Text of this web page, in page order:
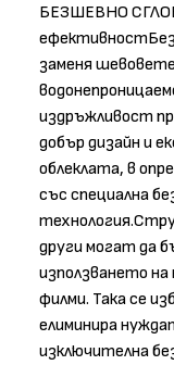
БЕЗШЕВНО
заменя
издръжливост
добър дизайн и
облеклата, в
със специална
други могат да
използването
филми. Така се
елиминира
изключителна